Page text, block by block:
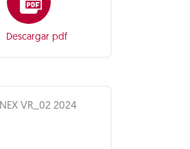
Descargar pdf
INEX VR_02 2024